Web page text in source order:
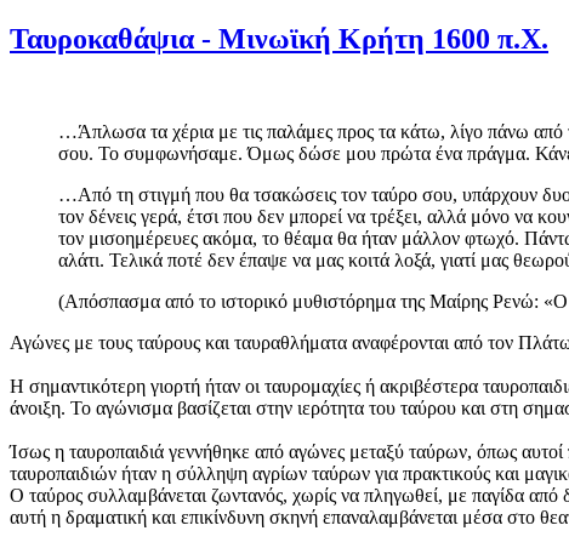
Ταυροκαθάψια - Μινωϊκή Κρήτη 1600 π.Χ.
…Άπλωσα τα χέρια με τις παλάμες προς τα κάτω, λίγο πάνω
σου. Το συμφωνήσαμε. Όμως δώσε μου πρώτα ένα πράγμα.
…Από τη στιγμή που θα τσακώσεις τον ταύρο σου, υπάρχουν δυο
τον δένεις γερά, έτσι που δεν μπορεί να τρέξει, αλλά μόνο να
τον μισοημέρευες ακόμα, το θέαμα θα ήταν μάλλον φτωχό.
αλάτι. Τελικά ποτέ δεν έπαψε να μας κοιτά λοξά, γιατί μας
(Απόσπασμα από το ιστορικό μυθιστόρημα της Μαίρης Ρενώ: «Ο
Αγώνες με τους ταύρους και ταυραθλήματα αναφέρονται από τον
Η σημαντικότερη γιορτή ήταν οι ταυρομαχίες ή ακριβέστερα
άνοιξη. Το αγώνισμα βασίζεται στην ιερότητα του ταύρου και στη
Ίσως η ταυροπαιδιά γεννήθηκε από αγώνες μεταξύ ταύρων, όπως
ταυροπαιδιών ήταν η σύλληψη αγρίων ταύρων για πρακτικούς και
Ο ταύρος συλλαμβάνεται ζωντανός, χωρίς να πληγωθεί, με παγίδα από
αυτή η δραματική και επικίνδυνη σκηνή επαναλαμβάνεται μέσα στο